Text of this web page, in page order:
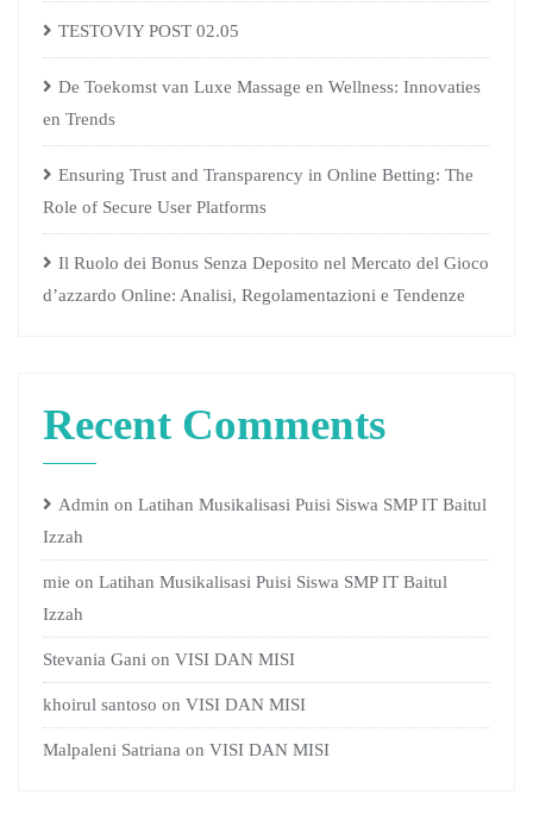
TESTOVIY POST 02.05
De Toekomst van Luxe Massage en Wellness: Innovaties
en Trends
Ensuring Trust and Transparency in Online Betting: The
Role of Secure User Platforms
Il Ruolo dei Bonus Senza Deposito nel Mercato del Gioco
d’azzardo Online: Analisi, Regolamentazioni e Tendenze
Recent Comments
Admin on Latihan Musikalisasi Puisi Siswa SMP IT Baitul
Izzah
mie on Latihan Musikalisasi Puisi Siswa SMP IT Baitul
Izzah
Stevania Gani on VISI DAN MISI
khoirul santoso on VISI DAN MISI
Malpaleni Satriana on VISI DAN MISI